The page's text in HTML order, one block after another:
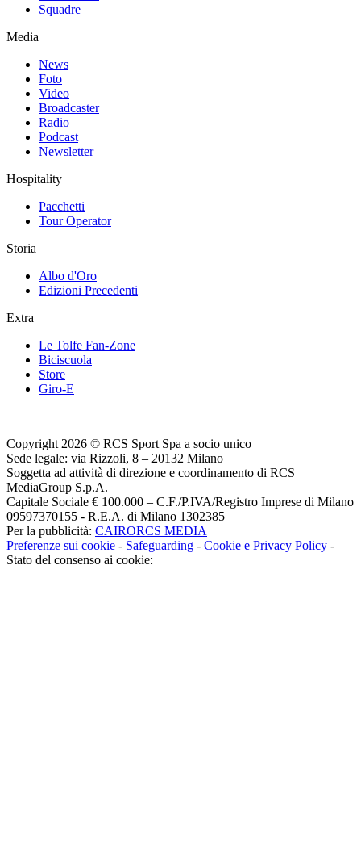
Squadre
Media
News
Foto
Video
Broadcaster
Radio
Podcast
Newsletter
Hospitality
Pacchetti
Tour Operator
Storia
Albo d'Oro
Edizioni Precedenti
Extra
Le Tolfe Fan-Zone
Biciscuola
Store
Giro-E
Copyright 2026 © RCS Sport Spa a socio unico
Sede legale: via Rizzoli, 8 – 20132 Milano
Soggetta ad attività di direzione e coordinamento di RCS
MediaGroup S.p.A.
Capitale Sociale € 100.000 – C.F./P.IVA/Registro Imprese di Milano
09597370155 - R.E.A. di Milano 1302385
Per la pubblicità: CAIRORCS MEDIA
Preferenze sui cookie - Safeguarding - Cookie e Privacy Policy -
Stato del consenso ai cookie: